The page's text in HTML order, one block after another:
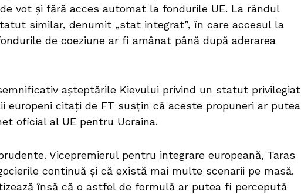
vot și fără acces automat la fondurile UE. La rândul
similar, denumit „stat integrat”, în care accesul la
de coeziune ar fi amânat până după aderarea
așteptările Kievului privind un statut privilegiat
europeni citați de FT susțin că aceste propuneri ar putea
oficial al UE pentru Ucraina.
Vicepremierul pentru integrare europeană, Taras
continuă și că există mai multe scenarii pe masă.
însă că o astfel de formulă ar putea fi percepută